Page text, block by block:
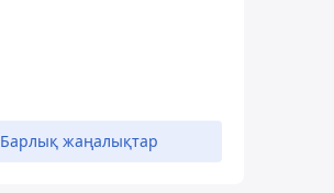
Барлық жаңалықтар